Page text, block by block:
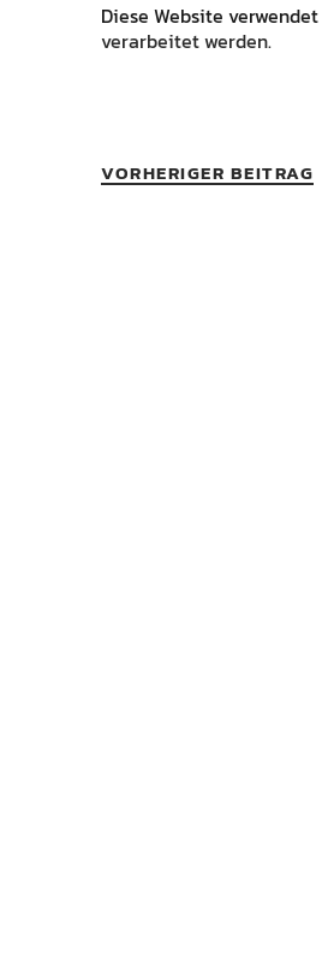
Diese Website
verarbeitet werden.
VORHERIGER BEITRAG